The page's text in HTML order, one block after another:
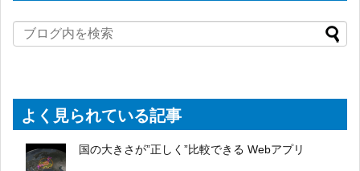
よく見られている記事
国の大きさが”正しく”比較できる Webアプリ